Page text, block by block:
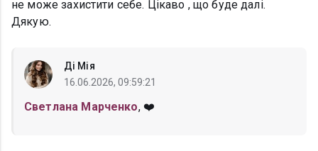
не може захистити себе. Цікаво , що буде далі.
Дякую.
Ді Мія
16.06.2026, 09:59:21
Светлана Марченко, ❤️